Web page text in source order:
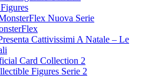
Nuova Serie
Cattivissimi A Natale – Le
Card Collection 2
Figures Serie 2